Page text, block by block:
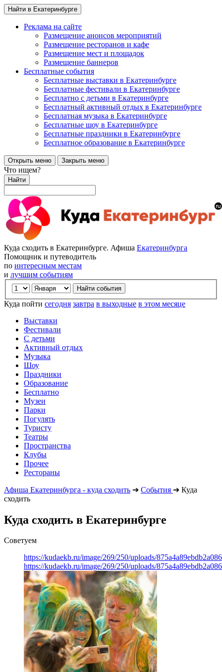
Найти в Екатеринбурге
Реклама на сайте
Размещение анонсов мероприятий
Размещение ресторанов и кафе
Размещение мест и площадок
Размещение баннеров
Бесплатные события
Бесплатные выставки в Екатеринбурге
Бесплатные фестивали в Екатеринбурге
Бесплатно с детьми в Екатеринбурге
Бесплатный активный отдых в Екатеринбурге
Бесплатная музыка в Екатеринбурге
Бесплатные шоу в Екатеринбурге
Бесплатные праздники в Екатеринбурге
Бесплатное образование в Екатеринбурге
Открыть меню Закрыть меню
Что ищем?
Найти
Куда сходить в Екатеринбурге. Афиша Екатеринбурга
Помощник и путеводитель
по интересным местам
и лучшим событиям
Куда пойти сегодня завтра в выходные в этом месяце
Выставки
Фестивали
С детьми
Активный отдых
Музыка
Шоу
Праздники
Образование
Бесплатно
Музеи
Парки
Погулять
Туристу
Театры
Пространства
Клубы
Прочее
Рестораны
Афиша Екатеринбурга - куда сходить ➔ События ➔ Куда
сходить
Куда сходить в Екатеринбурге
Советуем
https://kudaekb.ru/image/269/250/uploads/
https://kudaekb.ru/image/269/250/uploads/